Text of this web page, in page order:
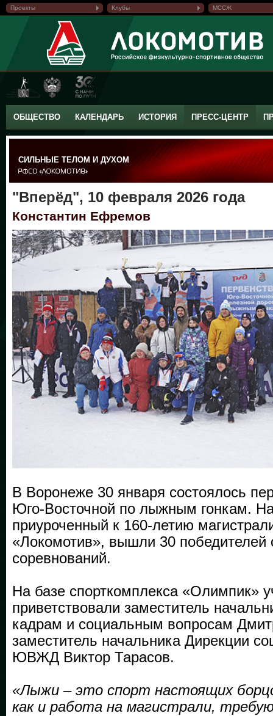
Проекты Клубы МССЖ
ОБЩЕСТВО КАЛЕНДАРЬ ИСТОРИЯ ПРЕСС-ЦЕНТР
СИЛЬНЫЕ ТЕЛОМ И ДУХОМ
"Вперёд", 10 февраля 2026 года
Константин Ефремов
В Воронеже 30 января состоялось
Юго-Восточной по лыжным гонкам. На
приуроченный к 160-летию
«Локомотив», вышли 30 победителей
соревнований.
На базе спорткомплекса «Олимпик»
приветствовали заместитель
кадрам и социальным вопросам
заместитель начальника Дирекции
ЮВЖД Виктор Тарасов.
«Лыжи – это спорт настоящих
как и работа на магистрали,